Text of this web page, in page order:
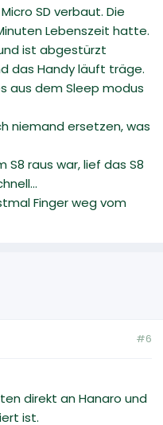
SD verbaut. Die
Lebenszeit hatte.
ist abgestürzt
das Handy läuft träge.
aus dem Sleep modus
niemand ersetzen, was
S8 raus war, lief das S8
Finger weg vom
#6
direkt an Hanaro und
ist.